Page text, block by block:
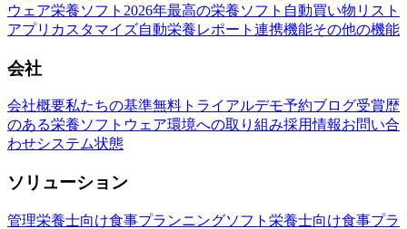
ウェア栄養ソフト 2026年最高の栄養ソフト 自動買い物リスト
アプリカスタマイズ自動栄養レポート 連携機能その他の機能
会社
会社概要私たちの基準無料トライアルデモ予約ブログ受賞歴
のある栄養ソフトウェア環境への取り組み採用情報お問い合
わせシステム状態
ソリューション
管理栄養士向け食事プランニングソフト 栄養士向け食事プラ